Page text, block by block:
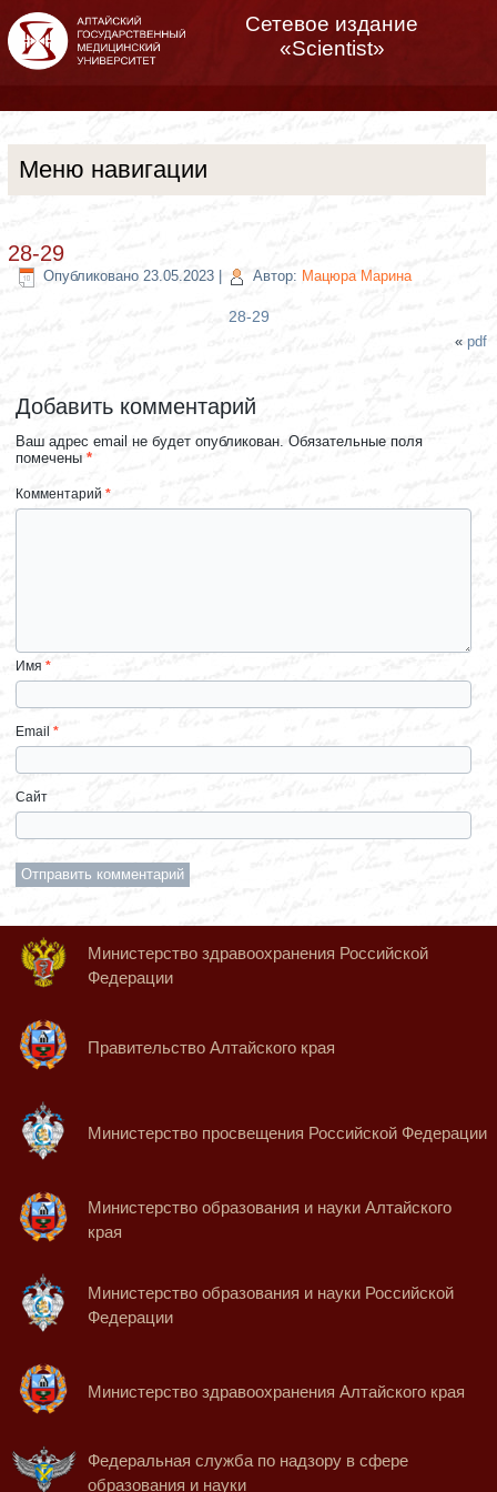
Сетевое издание
«Scientist»
Меню навигации
28-29
Опубликовано 23.05.2023 Автор: Мацюра Марина
28-29
«pdf
Добавить комментарий
Ваш адрес email не будет опубликован. Обязательные поля
помечены*
Комментарий*
Имя*
Email*
Сайт
Министерство здравоохранения Российской
Федерации
Правительство Алтайского края
Министерство просвещения Российской Федерации
Министерство образования и науки Алтайского
края
Министерство образования и науки Российской
Федерации
Министерство здравоохранения Алтайского края
Федеральная служба по надзору в сфере
образования и науки